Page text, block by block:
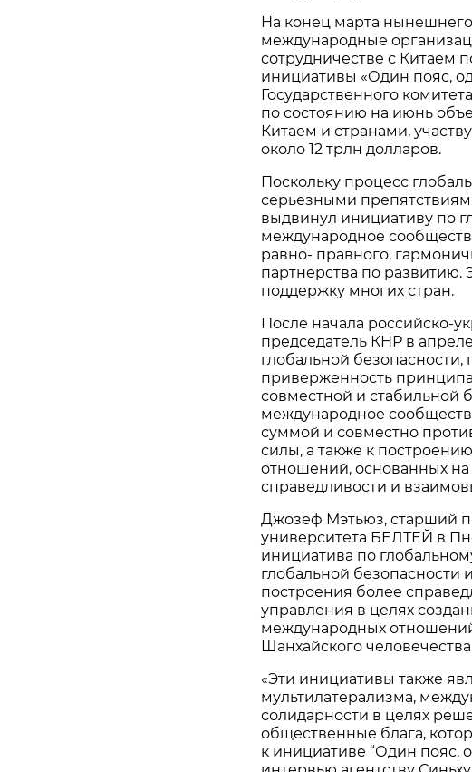
На конец марта нынешнего
международные
сотрудничестве с Китаем
инициативы «Один пояс,
Государственного
по состоянию на июнь
Китаем и странами,
около 12 трлн долларов.
Поскольку процесс
серьезными
выдвинул инициативу по
международное
равно- правного,
партнерства по развитию.
поддержку многих стран.
После начала российско-
председатель КНР в
глобальной безопасности,
приверженность
совместной и стабильной
международное
суммой и совместно
силы, а также к
отношений, основанных
справедливости и
Джозеф Мэтьюз, старший
университета БЕЛТЕЙ в
инициатива по
глобальной
построения более
управления в целях
международных
Шанхайского
«Эти инициативы также
мультилатерализма,
солидарности в целях
общественные блага,
к инициативе “Один пояс,